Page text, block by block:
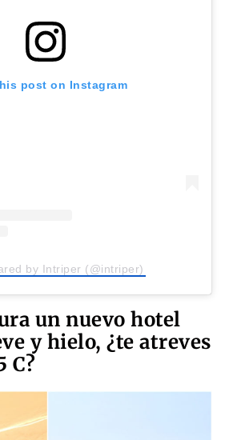
post on Instagram
by Intriper (@intriper)
un nuevo hotel
y hielo, ¿te atreves
C?